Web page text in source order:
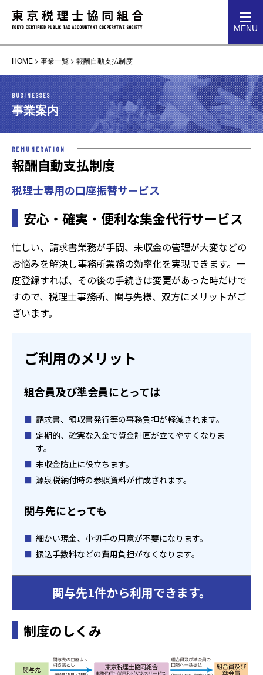
MENU
HOME > 事業一覧 > 報酬自動支払制度
BUSINESSES
事業案内
REMUNERATION
報酬自動支払制度
税理士専用の口座振替サービス
安心・確実・便利な集金代行サービス
忙しい、請求書業務が手間、未収金の管理が大変などの
お悩みを解決し事務所業務の効率化を実現できます。一
度登録すれば、その後の手続きは変更があった時だけで
すので、税理士事務所、関与先様、双方にメリットがご
ざいます。
ご利用のメリット
組合員及び準会員にとっては
請求書、領収書発行等の事務負担が軽減されます。
定期的、確実な入金で資金計画が立てやすくなりま
す。
未収金防止に役立ちます。
源泉税納付時の参照資料が作成されます。
関与先にとっても
細かい現金、小切手の用意が不要になります。
振込手数料などの費用負担がなくなります。
関与先1件から利用できます。
制度のしくみ